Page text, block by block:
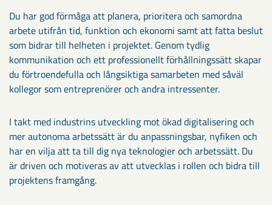
Du har god förmåga att planera, prioritera och samordna
arbete utifrån tid, funktion och ekonomi samt att fatta beslut
som bidrar till helheten i projektet. Genom tydlig
kommunikation och ett professionellt förhållningssätt skapar
du förtroendefulla och långsiktiga samarbeten med såväl
kollegor som entreprenörer och andra intressenter.
I takt med industrins utveckling mot ökad digitalisering och
mer autonoma arbetssätt är du anpassningsbar, nyfiken och
har en vilja att ta till dig nya teknologier och arbetssätt. Du
är driven och motiveras av att utvecklas i rollen och bidra till
projektens framgång.